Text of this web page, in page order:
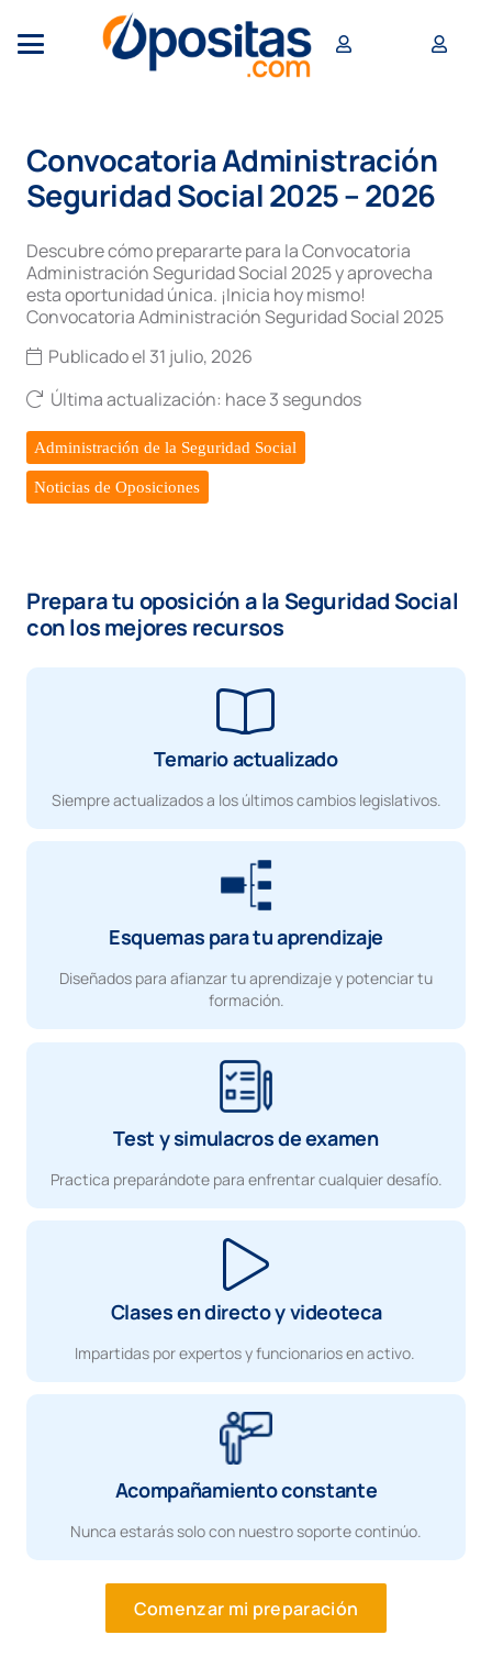
Convocatoria Administración
Seguridad Social 2025 – 2026
Descubre cómo prepararte para la Convocatoria
Administración Seguridad Social 2025 y aprovecha
esta oportunidad única. ¡Inicia hoy mismo!
Convocatoria Administración Seguridad Social 2025
Publicado el 31 julio, 2026
Última actualización: hace 3 segundos
Administración de la Seguridad Social
Noticias de Oposiciones
Prepara tu oposición a la Seguridad Social
con los mejores recursos
Temario actualizado
Siempre actualizados a los últimos cambios legislativos.
Esquemas para tu aprendizaje
Diseñados para afianzar tu aprendizaje y potenciar tu
formación.
Test y simulacros de examen
Practica preparándote para enfrentar cualquier desafío.
Clases en directo y videoteca
Impartidas por expertos y funcionarios en activo.
Acompañamiento constante
Nunca estarás solo con nuestro soporte continúo.
Comenzar mi preparación